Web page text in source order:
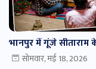
भानपुर में गूंजे
सोमवार, मई 18, 2026